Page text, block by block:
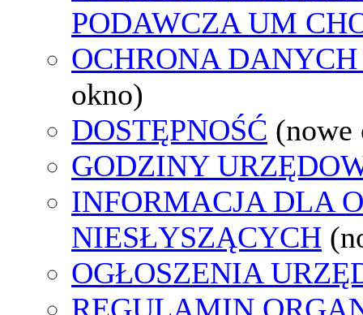
PODAWCZA UM
OCHRONA
okno)
DOSTĘPNOŚĆ (nowe
GODZINY
INFORMACJA DLA
NIESŁYSZĄCYCH
OGŁOSZENIA